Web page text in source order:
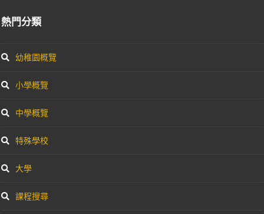
熱門分類
幼稚園概覽
小學概覽
中學概覽
特殊學校
大學
課程搜尋